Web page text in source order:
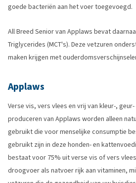
goede bacteriën aan het voer toegevoegd.
All Breed Senior van Applaws bevat
Triglycerides (MCT's). Deze vetzuren
maken krijgen met
Applaws
Verse vis, vers vlees en vrij van kleur-,
produceren van Applaws worden alleen
gebruikt die voor menselijke consumptie
gebruikt zijn in deze honden- en
bestaat voor 75% uit verse vis of vers
droogvoer als natvoer rijk aan vitaminen,